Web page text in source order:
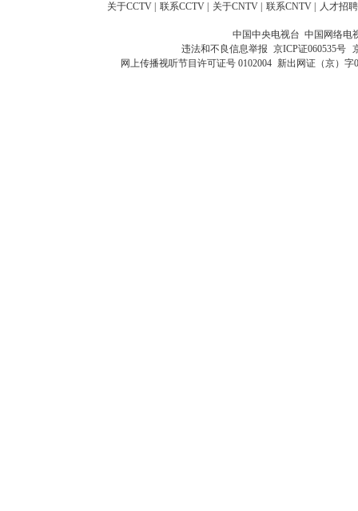
关于CCTV 联系CCTV 关于CNTV 联系CNTV 人才招聘
中国中央电视台 中国网络电
违法和不良信息举报 京ICP证060535号
网上传播视听节目许可证号 0102004 新出网证（京）